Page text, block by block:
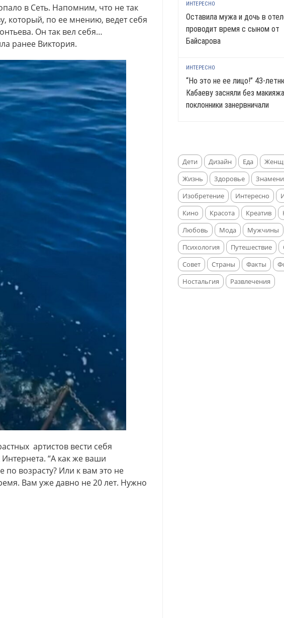
в Сеть. Напомним, что не так
который, по ее мнению, ведет себя
Он так вел себя…
ранее Виктория.
артистов вести себя
“А как же ваши
по возрасту? Или к вам это не
Вам уже давно не 20 лет. Нужно
ИНТЕРЕСНО
Оставила мужа и дочь в
проводит время с сыном от
Байсарова
ИНТЕРЕСНО
“Но это не ее лицо!” 43-
Кабаеву засняли без
поклонники занервничали
Дети Дизайн Еда
Жизнь
Здоровье
Изобретение
Интересно
Кино
Красота Креатив
Любовь
Мода Мужчины
Психология
Путешествие
Совет
Страны Факты
Ностальгия
Развлечения